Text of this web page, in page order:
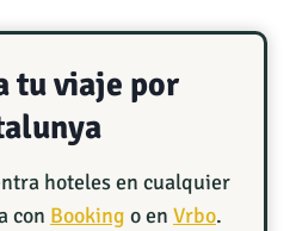
tu viaje por
hoteles en cualquier
con Booking o en Vrbo.